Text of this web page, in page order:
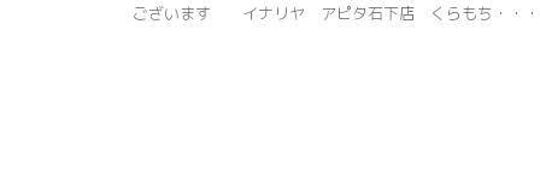
ございます イナリヤ アピタ石下店 くらもち・・・